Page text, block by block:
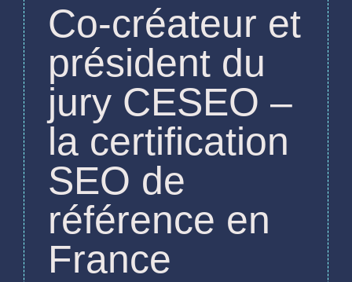
Co-créateur et
président du
jury CESEO –
la certification
SEO de
référence en
France